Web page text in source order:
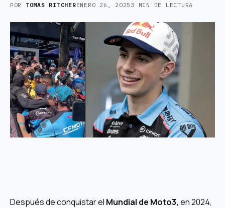
POR TOMAS RITCHERENERO 26, 2025 3 MIN DE LECTURA
Después de conquistar el Mundial de Moto3, en 2024,